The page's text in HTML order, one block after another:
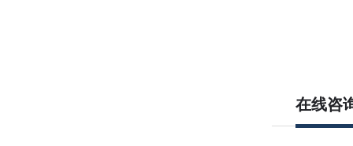
在线咨